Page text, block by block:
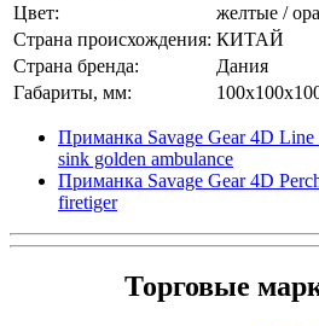
Цвет:
желтые /
Страна происхождения: КИТАЙ
Страна бренда:
Дания
Габариты, мм:
Приманка Savage Gear 4D
sink golden ambulance
Приманка Savage Gear 4D
firetiger
Торговые